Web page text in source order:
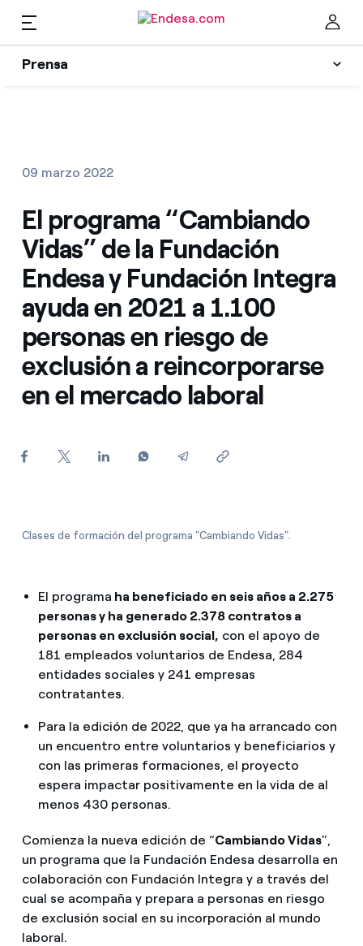
Prensa
Prensa
Encuentra la tarifa que más te conviene
Compara nuestras tarifas de empresa y ahorra
Por cada kWh que ahorres, te descontamos otro
¿Cómo ver mis facturas de Endesa?
¿Has recibido una oferta para cambiar de
compañía?
¿Gestionas varias comunidades de propietarios?
Recursos
Colecciones
Contactos prensa
La cara e
ES
09 marzo 2022
El programa “Cambiando
Vidas” de la Fundación
Endesa y Fundación Integra
ayuda en 2021 a 1.100
personas en riesgo de
exclusión a reincorporarse
en el mercado laboral
Clases de formación del programa "Cambiando Vidas".
El programa ha beneficiado en seis años a 2.275
personas y ha generado 2.378 contratos a
personas en exclusión social, con el apoyo de
181 empleados voluntarios de Endesa, 284
entidades sociales y 241 empresas
contratantes.
Para la edición de 2022, que ya ha arrancado con
un encuentro entre voluntarios y beneficiarios y
con las primeras formaciones, el proyecto
espera impactar positivamente en la vida de al
menos 430 personas.
Comienza la nueva edición de “Cambiando Vidas”,
un programa que la Fundación Endesa desarrolla en
colaboración con Fundación Integra y a través del
cual se acompaña y prepara a personas en riesgo
de exclusión social en su incorporación al mundo
laboral.